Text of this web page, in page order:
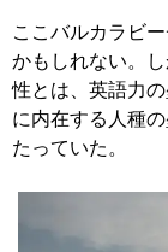
ここバルカラビ
かもしれない。
性とは、英語力
に内在する人種
たっていた。